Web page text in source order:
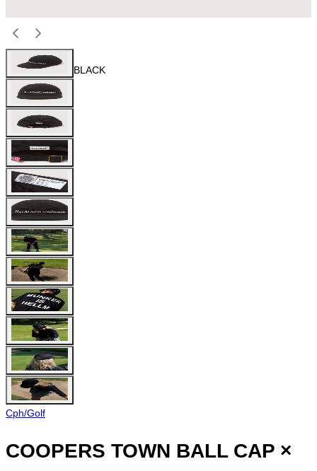
BLACK
Cph/Golf
COOPERS TOWN BALL CAP ×